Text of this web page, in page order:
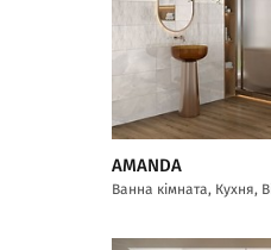
AMANDA
Ванна кімната, Кухня,